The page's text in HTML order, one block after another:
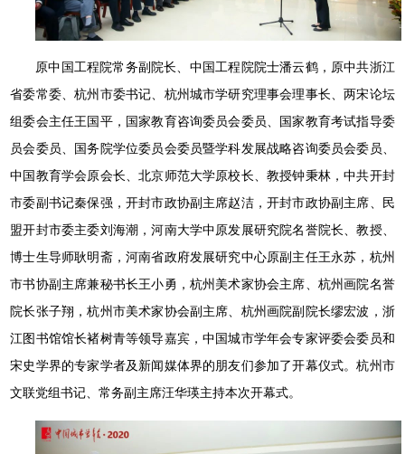
原中国工程院常务副院长、中国工程院院士潘云鹤，原中共浙江
省委常委、杭州市委书记、杭州城市学研究理事会理事长、两宋论坛
组委会主任王国平，国家教育咨询委员会委员、国家教育考试指导委
员会委员、国务院学位委员会委员暨学科发展战略咨询委员会委员、
中国教育学会原会长、北京师范大学原校长、教授钟秉林，中共开封
市委副书记秦保强，开封市政协副主席赵洁，开封市政协副主席、民
盟开封市委主委刘海潮，河南大学中原发展研究院名誉院长、教授、
博士生导师耿明斋，河南省政府发展研究中心原副主任王永苏，杭州
市书协副主席兼秘书长王小勇，杭州美术家协会主席、杭州画院名誉
院长张子翔，杭州市美术家协会副主席、杭州画院副院长缪宏波，浙
江图书馆馆长褚树青等领导嘉宾，中国城市学年会专家评委会委员和
宋史学界的专家学者及新闻媒体界的朋友们参加了开幕仪式。杭州市
文联党组书记、常务副主席汪华瑛主持本次开幕式。